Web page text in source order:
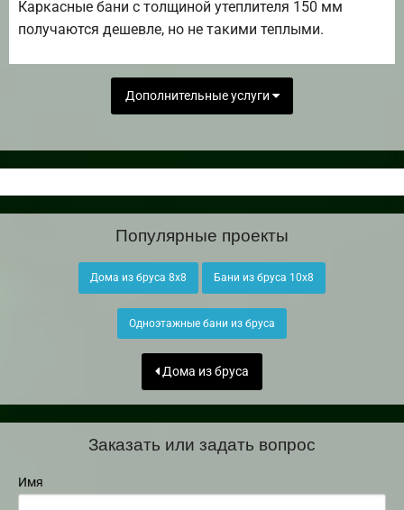
Каркасные бани с толщиной утеплителя 150 мм
получаются дешевле, но не такими теплыми.
Дополнительные услуги
Популярные проекты
Дома из бруса 8х8 Бани из бруса 10х8
Одноэтажные бани из бруса
Дома из бруса
Заказать или задать вопрос
Имя